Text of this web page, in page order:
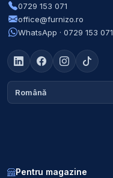
0729 153 071
office@furnizo.ro
WhatsApp · 0729 153 071
Română
Pentru magazine